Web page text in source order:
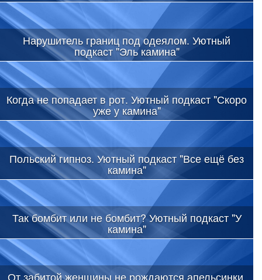
Нарушитель границ под одеялом. Уютный
подкаст "Эль камина"
Когда не попадает в рот. Уютный подкаст "Скоро
уже у камина"
Польский гипноз. Уютный подкаст "Все ещё без
камина"
Так бомбит или не бомбит? Уютный подкаст "У
камина"
От забитой женщины не рождаются апельсинки.